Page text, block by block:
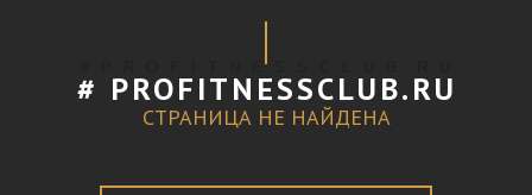
# P R O F I T N E S S C L U B. R U
СТРАНИЦА НЕ НАЙДЕНА
# PROFITNESSCLUB.RU